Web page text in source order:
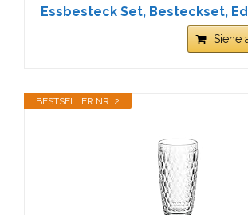
Essbesteck Set, Besteckset,
Siehe
BESTSELLER NR. 2